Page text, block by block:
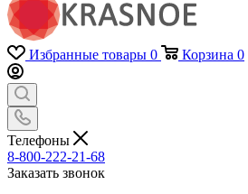
Избранные товары 0 Корзина 0
Телефоны
8-800-222-21-68
Заказать звонок